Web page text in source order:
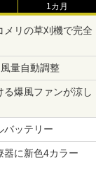
1カ月
メリの草刈機で完全
量自動調整
る爆風ファンが涼し
バッテリー
器に新色4カラー